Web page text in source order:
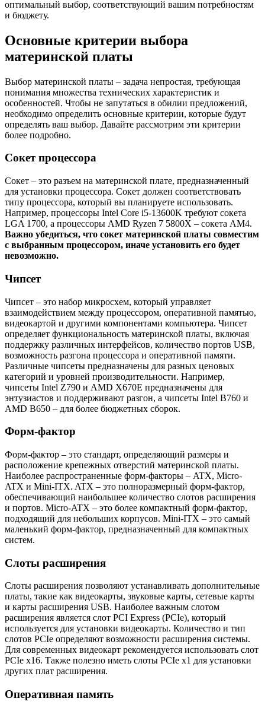
оптимальный выбор, соответствующий вашим потребностям
и бюджету.
Основные критерии выбора
материнской платы
Выбор материнской платы – задача непростая, требующая
понимания множества технических характеристик и
особенностей. Чтобы не запутаться в обилии предложений,
необходимо определить основные критерии, которые будут
определять ваш выбор. Давайте рассмотрим эти критерии
более подробно.
Сокет процессора
Сокет – это разъем на материнской плате, предназначенный
для установки процессора. Сокет должен соответствовать
типу процессора, который вы планируете использовать.
Например, процессоры Intel Core i5-13600K требуют сокета
LGA 1700, а процессоры AMD Ryzen 7 5800X – сокета AM4.
Важно убедиться, что сокет материнской платы совместим
с выбранным процессором, иначе установить его будет
невозможно.
Чипсет
Чипсет – это набор микросхем, который управляет
взаимодействием между процессором, оперативной памятью,
видеокартой и другими компонентами компьютера. Чипсет
определяет функциональность материнской платы, включая
поддержку различных интерфейсов, количество портов USB,
возможность разгона процессора и оперативной памяти.
Различные чипсеты предназначены для разных ценовых
категорий и уровней производительности. Например,
чипсеты Intel Z790 и AMD X670E предназначены для
энтузиастов и поддерживают разгон, а чипсеты Intel B760 и
AMD B650 – для более бюджетных сборок.
Форм-фактор
Форм-фактор – это стандарт, определяющий размеры и
расположение крепежных отверстий материнской платы.
Наиболее распространенные форм-факторы – ATX, Micro-
ATX и Mini-ITX. ATX – это полноразмерный форм-фактор,
обеспечивающий наибольшее количество слотов расширения
и портов. Micro-ATX – это более компактный форм-фактор,
подходящий для небольших корпусов. Mini-ITX – это самый
маленький форм-фактор, предназначенный для компактных
систем.
Слоты расширения
Слоты расширения позволяют устанавливать дополнительные
платы, такие как видеокарты, звуковые карты, сетевые карты
и карты расширения USB. Наиболее важным слотом
расширения является слот PCI Express (PCIe), который
используется для установки видеокарты. Количество и тип
слотов PCIe определяют возможности расширения системы.
Для современных видеокарт рекомендуется использовать слот
PCIe x16. Также полезно иметь слоты PCIe x1 для установки
других плат расширения.
Оперативная память